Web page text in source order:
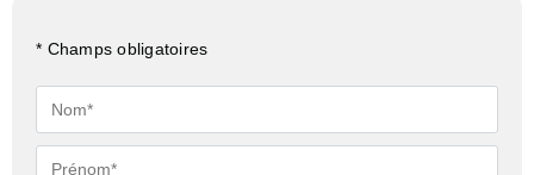
* Champs obligatoires
Nom*
Prénom*